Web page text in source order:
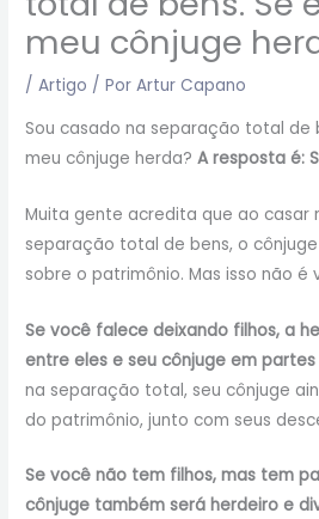
meu cônjuge
/Artigo / PorArtur Capano
Sou casado na separação total de
meu cônjuge herda?A resposta é:
Muita gente acredita que ao casar
separação total de bens, o
sobre o patrimônio. Mas isso não é
Se você falece deixando filhos, a
entre eles e seu cônjuge em partes
na separação total, seu cônjuge
do patrimônio, junto com seus
Se você não tem filhos, mas tem
cônjuge também será herdeiro e